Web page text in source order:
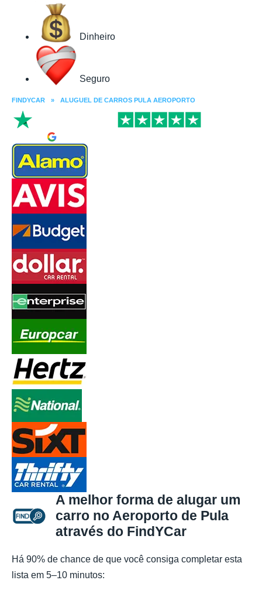
Dinheiro
Seguro
FINDYCAR » ALUGUEL DE CARROS PULA AEROPORTO
A melhor forma de alugar um
carro no Aeroporto de Pula
através do FindYCar
Há 90% de chance de que você consiga completar esta
lista em 5–10 minutos: